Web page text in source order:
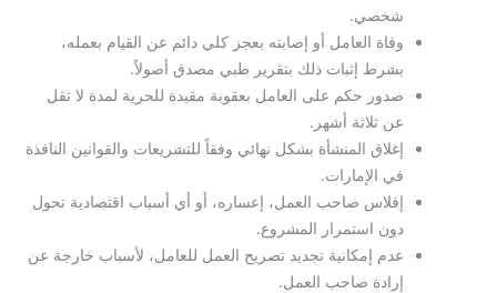
شخصي.
وفاة العامل أو إصابته بعجز كلي دائم عن القيام بعمله،
بشرط إثبات ذلك بتقرير طبي مصدق أصولاً.
صدور حكم على العامل بعقوبة مقيدة للحرية لمدة لا تقل
عن ثلاثة أشهر.
إغلاق المنشأة بشكل نهائي وفقاً للتشريعات والقوانين النافذة
في الإمارات.
إفلاس صاحب العمل، إعساره، أو أي أسباب اقتصادية تحول
دون استمرار المشروع.
عدم إمكانية تجديد تصريح العمل للعامل، لأسباب خارجة عن
إرادة صاحب العمل.